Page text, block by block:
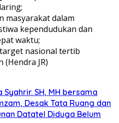
masyarakat dalam
kependudukan dan
waktu;
nasional tertib
JR)
SH, MH bersama
Desak Tata Ruang dan
Datatel Diduga Belum